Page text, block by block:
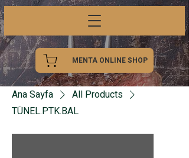
MENTA ONLINE SHOP
Ana Sayfa
All Products
TÜNEL.PTK.BAL